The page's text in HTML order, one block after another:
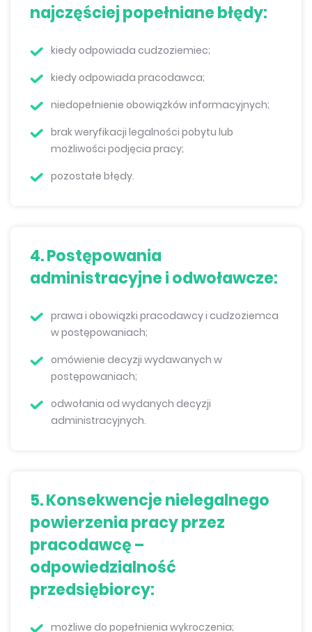
najczęściej popełniane błędy:
kiedy odpowiada cudzoziemiec;
kiedy odpowiada pracodawca;
niedopełnienie obowiązków informacyjnych;
brak weryfikacji legalności pobytu lub
możliwości podjęcia pracy;
pozostałe błędy.
4. Postępowania
administracyjne i odwoławcze:
prawa i obowiązki pracodawcy i cudzoziemca
w postępowaniach;
omówienie decyzji wydawanych w
postępowaniach;
odwołania od wydanych decyzji
administracyjnych.
5. Konsekwencje nielegalnego
powierzenia pracy przez
pracodawcę –
odpowiedzialność
przedsiębiorcy:
możliwe do popełnienia wykroczenia;